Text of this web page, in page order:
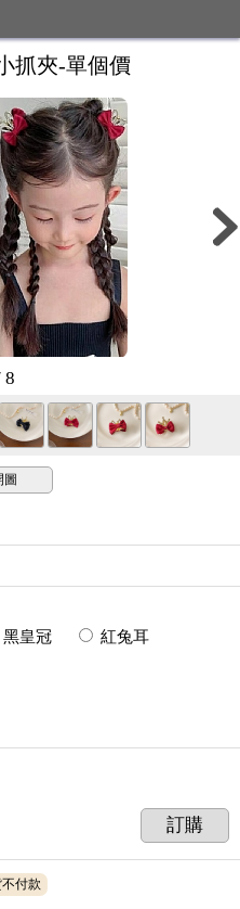
抓夾-單個價
8
圖
黑皇冠 紅兔耳
訂購
付款